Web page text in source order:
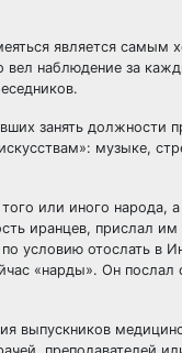
является самым
вел наблюдение за
занять должности
музыке,
или иного народа,
иранцев, прислал
условию отослать в
«нарды». Он послал
выпускников